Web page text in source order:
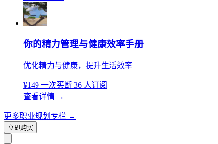
你的精力管理与健康效率手册
优化精力与健康，提升生活效率
¥149 一次买断 36 人订阅
查看详情 →
更多职业规划专栏 →
立即购买